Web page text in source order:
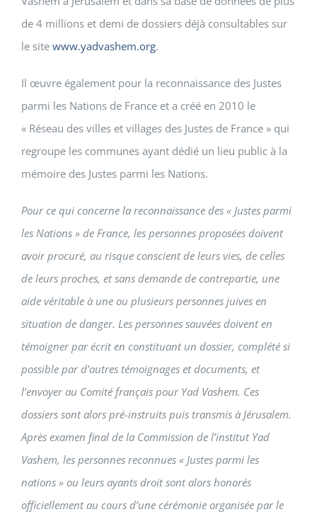
de 4 millions et demi de dossiers déjà consultables sur
le site www.yadvashem.org.
Il œuvre également pour la reconnaissance des Justes
parmi les Nations de France et a créé en 2010 le
« Réseau des villes et villages des Justes de France » qui
regroupe les communes ayant dédié un lieu public à la
mémoire des Justes parmi les Nations.
Pour ce qui concerne la reconnaissance des « Justes parmi
les Nations » de France, les personnes proposées doivent
avoir procuré, au risque conscient de leurs vies, de celles
de leurs proches, et sans demande de contrepartie, une
aide véritable à une ou plusieurs personnes juives en
situation de danger. Les personnes sauvées doivent en
témoigner par écrit en constituant un dossier, complété si
possible par d’autres témoignages et documents, et
l’envoyer au Comité français pour Yad Vashem. Ces
dossiers sont alors pré-instruits puis transmis à Jérusalem.
Après examen final de la Commission de l’institut Yad
Vashem, les personnes reconnues « Justes parmi les
nations » ou leurs ayants droit sont alors honorés
officiellement au cours d’une cérémonie organisée par le